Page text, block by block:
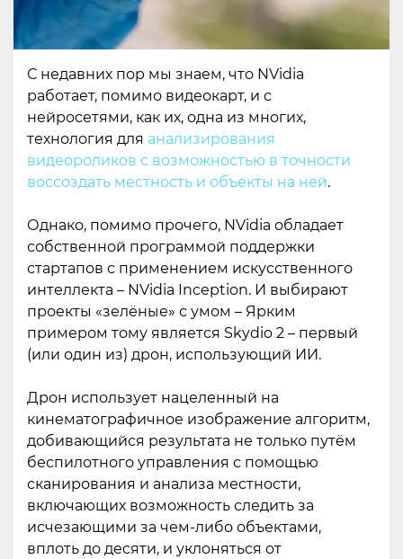
С недавних пор мы знаем, что NVidia
работает, помимо видеокарт, и с
нейросетями, как их, одна из многих,
технология для анализирования
видеороликов с возможностью в точности
воссоздать местность и объекты на ней.
Однако, помимо прочего, NVidia обладает
собственной программой поддержки
стартапов с применением искусственного
интеллекта – NVidia Inception. И выбирают
проекты «зелёные» с умом – Ярким
примером тому является Skydio 2 – первый
(или один из) дрон, использующий ИИ.
Дрон использует нацеленный на
кинематографичное изображение алгоритм,
добивающийся результата не только путём
беспилотного управления с помощью
сканирования и анализа местности,
включающих возможность следить за
исчезающими за чем-либо объектами,
вплоть до десяти, и уклоняться от